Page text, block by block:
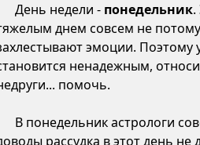
День недели - понедельник
днем совсем не
эмоции. Поэтому
ненадежным,
помочь.
В понедельник астрологи
рассудка в этот день